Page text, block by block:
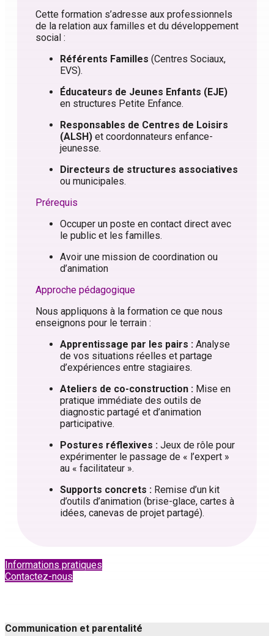
Cette formation s’adresse aux professionnels
de la relation aux familles et du développement
social :
Référents Familles (Centres Sociaux,
EVS).
Éducateurs de Jeunes Enfants (EJE)
en structures Petite Enfance.
Responsables de Centres de Loisirs
(ALSH) et coordonnateurs enfance-
jeunesse.
Directeurs de structures associatives
ou municipales.
Prérequis
Occuper un poste en contact direct avec
le public et les familles.
Avoir une mission de coordination ou
d’animation
Approche pédagogique
Nous appliquons à la formation ce que nous
enseignons pour le terrain :
Apprentissage par les pairs : Analyse
de vos situations réelles et partage
d’expériences entre stagiaires.
Ateliers de co-construction : Mise en
pratique immédiate des outils de
diagnostic partagé et d’animation
participative.
Postures réflexives : Jeux de rôle pour
expérimenter le passage de « l’expert »
au « facilitateur ».
Supports concrets : Remise d’un kit
d’outils d’animation (brise-glace, cartes à
idées, canevas de projet partagé).
Informations pratiques
Contactez-nous
Communication et parentalité